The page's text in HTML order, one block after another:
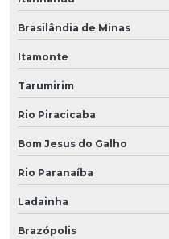
Brasilândia de Minas
Itamonte
Tarumirim
Rio Piracicaba
Bom Jesus do Galho
Rio Paranaíba
Ladainha
Brazópolis